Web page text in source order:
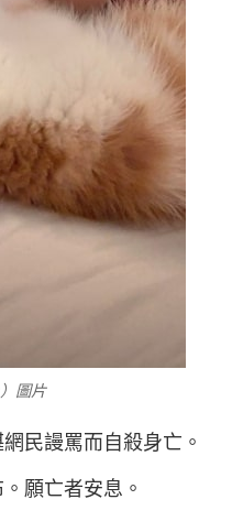
圖片
民謾罵而自殺身亡。
願亡者安息。